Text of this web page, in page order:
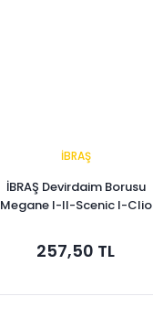
İBRAŞ
İBRAŞ Devirdaim Borusu
Megane I-II-Scenic I-Clio
1.6 16V 8200134513
257,50 TL